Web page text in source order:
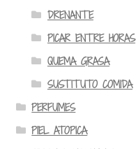
DRENANTE
PICAR ENTRE HORAS
QUEMA GRASA
SUSTITUTO COMIDA
PERFUMES
PIEL ATOPICA